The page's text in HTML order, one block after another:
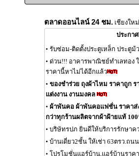
ตลาดออนไลน์ 24 ชม. เชียงใ
ประกา
• รับซ่อม-ติดตั้งประตูเหล็ก ประตูม้
• ด่วน!!! อาคารพาณิชย์ทำเลทอง
ราคานี้หาไม่ได้อีกแล้ว
• ของชำร่วย ถุงผ้าไหม ราคาถูก ร
แต่งงาน งานมงคล
• ผ้าพันคอ ผ้าพันคอแฟชั่น ราคาส่
กว่าทุกร้านผลิตจากผ้าฝ้ายแท้
• บริษัทรปภ ยินดีให้บริการรักษา
• บ้านเดี่ยว2ชั้น ให้เช่า 63ตรว.ถน
• โปรโมชั่นแอร์บ้าน,แอร์บ้านราค